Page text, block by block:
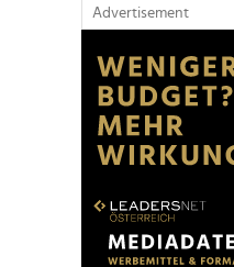
Advertisement